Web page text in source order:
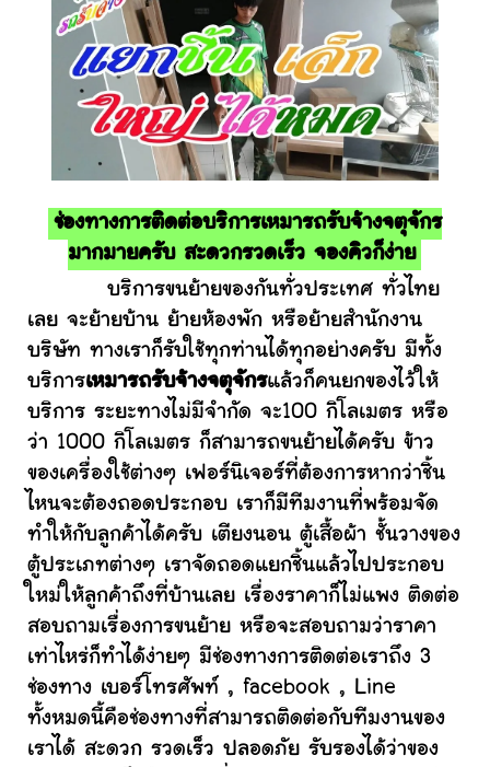
ช่องทางการติดต่อบริการเหมารถรับจ้างจตุจักร
มากมายครับ สะดวกรวดเร็ว จองคิวก็ง่าย
บริการขนย้ายของกันทั่วประเทศ ทั่วไทย
เลย จะย้ายบ้าน ย้ายห้องพัก หรือย้ายสำนักงาน
บริษัท ทางเราก็รับใช้ทุกท่านได้ทุกอย่างครับ มีทั้ง
บริการเหมารถรับจ้างจตุจักรแล้วก็คนยกของไว้ให้
บริการ ระยะทางไม่มีจำกัด จะ100 กิโลเมตร หรือ
ว่า 1000 กิโลเมตร ก็สามารถขนย้ายได้ครับ ข้าว
ของเครื่องใช้ต่างๆ เฟอร์นิเจอร์ที่ต้องการหากว่าชิ้น
ไหนจะต้องถอดประกอบ เราก็มีทีมงานที่พร้อมจัด
ทำให้กับลูกค้าได้ครับ เตียงนอน ตู้เสื้อผ้า ชั้นวางของ
ตู้ประเภทต่างๆ เราจัดถอดแยกชิ้นแล้วไปประกอบ
ใหม่ให้ลูกค้าถึงที่บ้านเลย เรื่องราคาก็ไม่แพง ติดต่อ
สอบถามเรื่องการขนย้าย หรือจะสอบถามว่าราคา
เท่าไหร่ก็ทำได้ง่ายๆ มีช่องทางการติดต่อเราถึง 3
ช่องทาง เบอร์โทรศัพท์ , facebook , Line
ทั้งหมดนี้คือช่องทางที่สามารถติดต่อกับทีมงานของ
เราได้ สะดวก รวดเร็ว ปลอดภัย รับรองได้ว่าของ